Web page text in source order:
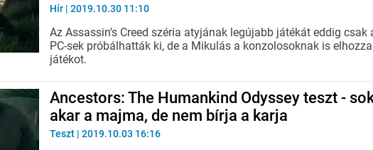
Hír | 2019.10.30 11:10
Az Assassin's Creed széria atyjának legújabb játékát eddig csak
PC-sek próbálhatták ki, de a Mikulás a konzolosoknak is
játékot.
Ancestors: The Humankind Odyssey teszt -
akar a majma, de nem bírja a karja
Teszt | 2019.10.03 16:16